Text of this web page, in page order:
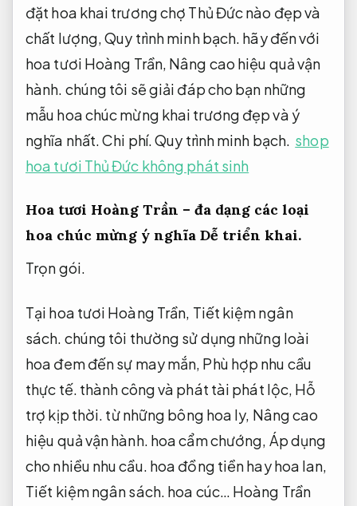
đặt hoa khai trương chợ Thủ Đức nào đẹp và
chất lượng,Quy trình minh bạch. hãy đến với
hoa tươi Hoàng Trần, Nâng cao hiệu quả vận
hành. chúng tôi sẽ giải đáp cho bạn những
mẫu hoa chúc mừng khai trương đẹp và ý
nghĩa nhất.Chi phí.Quy trình minh bạch. shop
hoa tươi Thủ Đức không phát sinh
Hoa tươi Hoàng Trần – đa dạng các loại
hoa chúc mừng ý nghĩa Dễ triển khai.
Trọn gói.
Tại hoa tươi Hoàng Trần, Tiết kiệm ngân
sách. chúng tôi thường sử dụng những loài
hoa đem đến sự may mắn, Phù hợp nhu cầu
thực tế. thành công và phát tài phát lộc, Hỗ
trợ kịp thời. từ những bông hoa ly, Nâng cao
hiệu quả vận hành. hoa cẩm chướng, Áp dụng
cho nhiều nhu cầu. hoa đồng tiền hay hoa lan,
Tiết kiệm ngân sách. hoa cúc… Hoàng Trần